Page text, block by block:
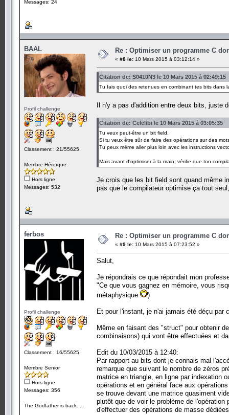
Messages: 24
BAAL
Profil challenge
Classement : 21/55625
Membre Héroïque
Hors ligne
Messages: 532
Re : Optimiser un programme C
« #8 le: 10 Mars 2015 à 03:12:14 »
Citation de: S0410N3 le 10 Mars 2015 à 02:49:15
Tu fais quoi des retenues en combinant tes bits dans
Il n'y a pas d'addition entre deux bits, juste
Citation de: Celelibi le 10 Mars 2015 à 03:05:35
Tu veux peut-être un bit field.
Si tu veux être sûr de faire des opérations sur des
Tu peux même aller plus loin avec les instructions
Mais avant d'optimiser à la main, vérifie que ton
Je crois que les bit field sont quand même
pas que le compilateur optimise ça tout
ferbos
Profil challenge
Classement : 16/55625
Membre Senior
Hors ligne
Messages: 356
The Godfather is back....
Re : Optimiser un programme C
« #9 le: 10 Mars 2015 à 07:23:52 »
Salut,
Je répondrais ce que répondait mon
"Ce que vous gagnez en mémoire, vous
métaphysique
)
Et pour l'instant, je n'ai jamais été déçu par
Même en faisant des "struct" pour obtenir
combinaisons) qui vont être effectuées et
Edit du 10/03/2015 à 12:40:
Par rapport au bits dont je connais mal
remarque que suivant le nombre de zéros
matrice en triangle, en ligne par indexation
opérations et en général face aux
se trouve devant une matrice quasiment
plutôt que de voir le problème de
d'effectuer des opérations de masse